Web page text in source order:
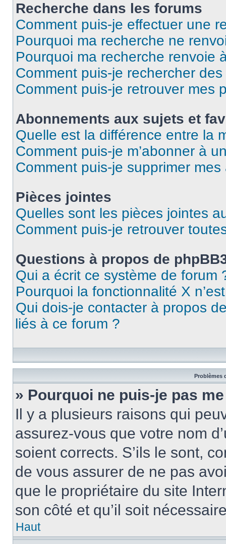
Recherche dans les forums
Comment puis-je effectuer une
Pourquoi ma recherche ne
Pourquoi ma recherche renvoie
Comment puis-je rechercher
Comment puis-je retrouver mes
Abonnements aux sujets et
Quelle est la différence entre la
Comment puis-je m’abonner à
Comment puis-je supprimer
Pièces jointes
Quelles sont les pièces jointes
Comment puis-je retrouver
Questions à propos de
Qui a écrit ce système de forum
Pourquoi la fonctionnalité X
Qui dois-je contacter à propos
liés à ce forum ?
Problèmes
» Pourquoi ne puis-je pas
Il y a plusieurs raisons qui
assurez-vous que votre nom
soient corrects. S’ils le sont,
de vous assurer de ne pas
que le propriétaire du site
son côté et qu’il soit
Haut